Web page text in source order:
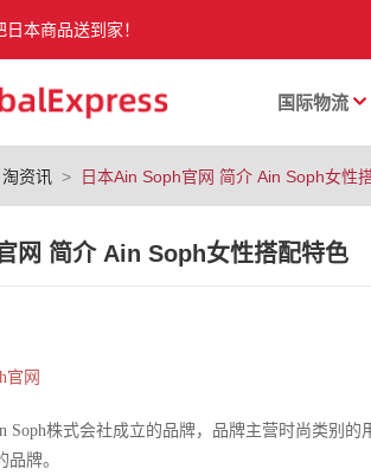
本商品送到家！
国际物流
淘资讯 > 日本Ain Soph官网 简介 Ain Soph女性
网 简介 Ain Soph女性搭配特色
官网
Soph株式会社成立的品牌，品牌主营时尚类别的
牌。